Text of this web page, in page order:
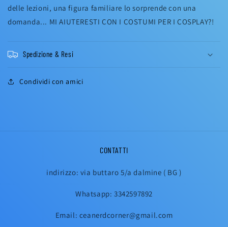
delle lezioni, una figura familiare lo sorprende con una
domanda... MI AIUTERESTI CON I COSTUMI PER I COSPLAY?!
Spedizione & Resi
Condividi con amici
CONTATTI
indirizzo: via buttaro 5/a dalmine ( BG )
Whatsapp: 3342597892
Email: ceanerdcorner@gmail.com